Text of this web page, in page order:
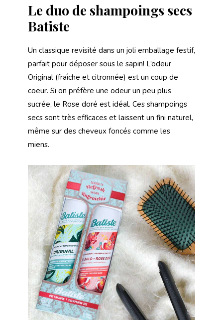
Le duo de shampoings secs
Batiste
Un classique revisité dans un joli emballage festif,
parfait pour déposer sous le sapin! L’odeur
Original (fraîche et citronnée) est un coup de
coeur. Si on préfère une odeur un peu plus
sucrée, le Rose doré est idéal. Ces shampoings
secs sont très efficaces et laissent un fini naturel,
même sur des cheveux foncés comme les
miens.